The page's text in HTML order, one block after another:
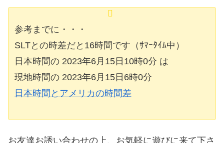
参考までに・・・
SLTとの時差だと16時間です（ｻﾏｰﾀｲﾑ中）
日本時間の 2023年6月15日10時0分 は
現地時間の 2023年6月15日6時0分
日本時間とアメリカの時間差
お友達お誘い合わせの上、お気軽に遊びに来て下さ